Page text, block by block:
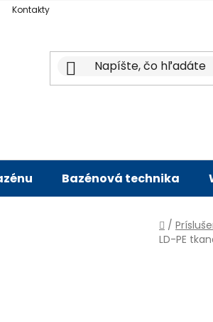
Kontakty
Bazénová technika
Domov
/
LD-PE